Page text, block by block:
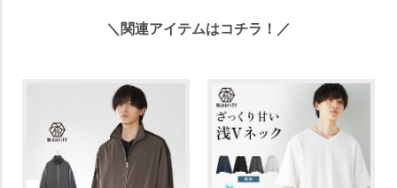
＼関連アイテムはコチラ！／